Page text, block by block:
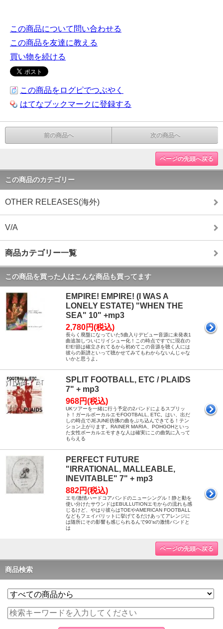
この商品について問い合わせる
この商品を友達に教える
買い物を続ける
この商品をログピでつぶやく
はてなブックマークに登録する
前の商品へ 次の商品へ
ページの先頭へ戻る
この商品のカテゴリー
OTHER RELEASES(海外)
V/A
商品カテゴリー一覧
この商品を買った人はこんな商品も買ってます
EMPIRE! EMPIRE! (I WAS A
LONELY ESTATE) "WHEN THE
SEA" 10" +mp3
2,780円(税込)
長らく廃盤になっていた5曲入りデビュー音源に未発表1
曲追加しついにリイシュー化！この時点ですでに現在の
E!E!節は確立されてるから初めてこの音源を聴く人には
彼らの新譜といって聴かせてみてもわからないんじゃな
いかと思うよ。
SPLIT FOOTBALL, ETC / PLAIDS
7" + mp3
968円(税込)
UKツアーを一緒に行う予定の2バンドによるスプリッ
ト！ガールボーカルエモFOOTBALL, ETC。はい、出だ
しの時点でJEJUNE彷彿の曲をぶち込んできてる！テン
ション上がります。RAINER MARIA、POHGOHといっ
た女性ボーカルエモすきな人は確実にこの曲気に入って
もらえる
PERFECT FUTURE
"IRRATIONAL, MALLEABLE,
INEVITABLE" 7" + mp3
882円(税込)
エモ/激情ハードコアバンドのニューシングル！静と動を
使い分けたサウンドはEBULLUTIONエモからの流れも感
じるけど、やはり彼らはTOEやAMERICAN FOOTBALL
などもフェイバリットに挙げてるだけあってアレンジに
は随所にその影響も感じられるんで90'sの激情バンドと
は
ページの先頭へ戻る
商品検索